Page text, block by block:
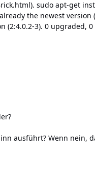
the newest version
(2:4.0.2-3). 0 upgraded,
of brickd:armhf: